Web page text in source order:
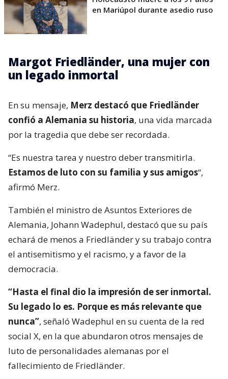
en Mariúpol durante asedio ruso
Margot Friedländer, una mujer con
un legado inmortal
En su mensaje, Merz destacó que Friedländer
confió a Alemania su historia, una vida marcada
por la tragedia que debe ser recordada.
“Es nuestra tarea y nuestro deber transmitirla.
Estamos de luto con su familia y sus amigos“,
afirmó Merz.
También el ministro de Asuntos Exteriores de
Alemania, Johann Wadephul, destacó que su país
echará de menos a Friedländer y su trabajo contra
el antisemitismo y el racismo, y a favor de la
democracia.
“Hasta el final dio la impresión de ser inmortal.
Su legado lo es. Porque es más relevante que
nunca”, señaló Wadephul en su cuenta de la red
social X, en la que abundaron otros mensajes de
luto de personalidades alemanas por el
fallecimiento de Friedländer.